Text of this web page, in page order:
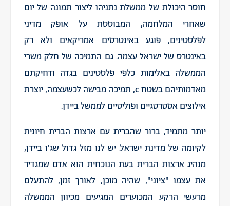
חוסר היכולת של ממשלת נתניהו ליצור תמונה של יום
שאחרי המלחמה, המבוססת על אופק מדיני
לפלסטינים, פוגע באינטרסים אמריקאים ולא רק
באינטרס של ישראל עצמה. גם התמיכה של חלק משרי
הממשלה באלימות כלפי פלסטינים בגדה ודחיקתם
מאדמותיהם בשטח c, תמיכה מבישה לכשעצמה, יוצרת
אילוצים אסטרטגיים ופוליטיים לממשל ביידן.
יותר מתמיד, ברור שהברית עם ארצות הברית חיונית
לקיומה של מדינת ישראל. יש לנו מזל גדול שג'ו ביידן,
מנהיג ארצות הברית בעת הנוכחית הוא אדם שמגדיר
את עצמו "ציוני", שהיה מוכן, לאורך זמן, להתעלם
מרעשי הרקע המכוערים המגיעים מכיוון הממשלה